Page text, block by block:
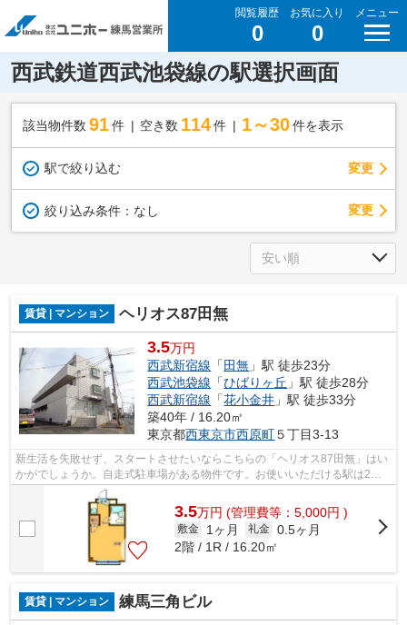
閲覧履歴
0
お気に入り
0
メニュー
西武鉄道西武池袋線の駅選択画面
該当物件数 91件 空き数 114 件 1～30 件を表示
駅で絞り込む 変更
絞り込み条件： なし 変更
賃貸 | マンション ヘリオス87田無
3.5万円
西武新宿線 「 田無 」駅 徒歩23分
西武池袋線 「ひばりヶ丘 」駅 徒歩28分
西武新宿線 「花小金井 」駅 徒歩33分
築40年 / 16.20㎡
東京都西東京市西原町５丁目3-13
新生活を失敗せず、スタートさせたいならこちらの「ヘリオス87田無」はい
かがでしょうか。自走式駐車場がある物件です。お使いいただける駅は2駅
あり、行き先に応じて使い分けができま...
3.5万円 (管理費等：5,000円 )
敷金 1ヶ月 礼金 0.5ヶ月
2階 / 1R / 16.20㎡
賃貸 | マンション 練馬三角ビル